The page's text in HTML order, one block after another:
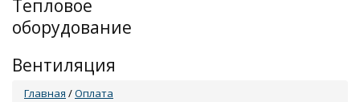
Тепловое
оборудование
Вентиляция
Главная /Оплата